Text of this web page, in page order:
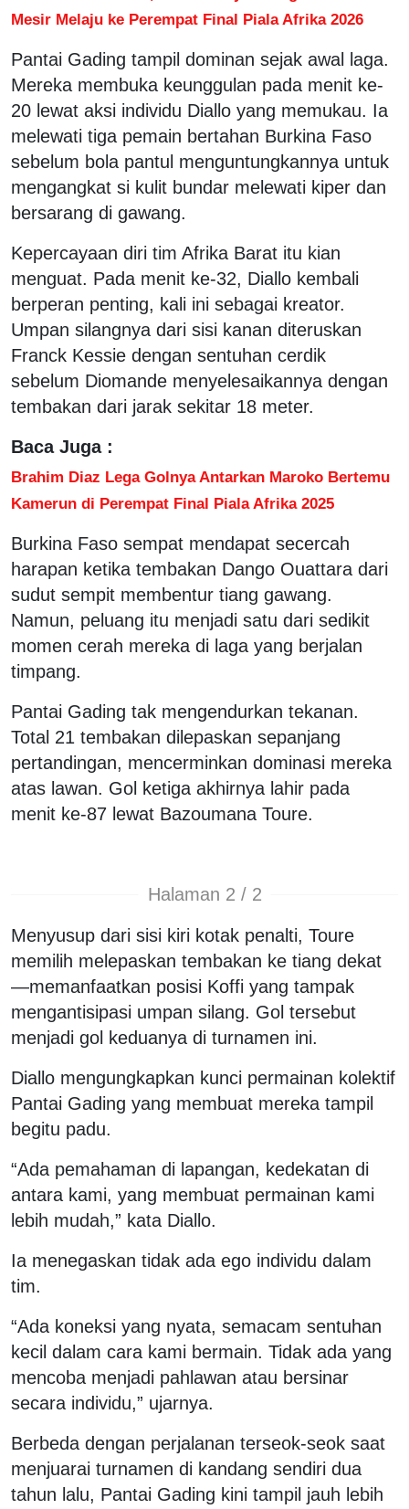
Mesir Melaju ke Perempat Final Piala Afrika 2026
Pantai Gading tampil dominan sejak awal laga.
Mereka membuka keunggulan pada menit ke-
20 lewat aksi individu Diallo yang memukau. Ia
melewati tiga pemain bertahan Burkina Faso
sebelum bola pantul menguntungkannya untuk
mengangkat si kulit bundar melewati kiper dan
bersarang di gawang.
Kepercayaan diri tim Afrika Barat itu kian
menguat. Pada menit ke-32, Diallo kembali
berperan penting, kali ini sebagai kreator.
Umpan silangnya dari sisi kanan diteruskan
Franck Kessie dengan sentuhan cerdik
sebelum Diomande menyelesaikannya dengan
tembakan dari jarak sekitar 18 meter.
Baca Juga :
Brahim Diaz Lega Golnya Antarkan Maroko Bertemu
Kamerun di Perempat Final Piala Afrika 2025
Burkina Faso sempat mendapat secercah
harapan ketika tembakan Dango Ouattara dari
sudut sempit membentur tiang gawang.
Namun, peluang itu menjadi satu dari sedikit
momen cerah mereka di laga yang berjalan
timpang.
Pantai Gading tak mengendurkan tekanan.
Total 21 tembakan dilepaskan sepanjang
pertandingan, mencerminkan dominasi mereka
atas lawan. Gol ketiga akhirnya lahir pada
menit ke-87 lewat Bazoumana Toure.
Halaman 2 / 2
Menyusup dari sisi kiri kotak penalti, Toure
memilih melepaskan tembakan ke tiang dekat
—memanfaatkan posisi Koffi yang tampak
mengantisipasi umpan silang. Gol tersebut
menjadi gol keduanya di turnamen ini.
Diallo mengungkapkan kunci permainan kolektif
Pantai Gading yang membuat mereka tampil
begitu padu.
“Ada pemahaman di lapangan, kedekatan di
antara kami, yang membuat permainan kami
lebih mudah,” kata Diallo.
Ia menegaskan tidak ada ego individu dalam
tim.
“Ada koneksi yang nyata, semacam sentuhan
kecil dalam cara kami bermain. Tidak ada yang
mencoba menjadi pahlawan atau bersinar
secara individu,” ujarnya.
Berbeda dengan perjalanan terseok-seok saat
menjuarai turnamen di kandang sendiri dua
tahun lalu, Pantai Gading kini tampil jauh lebih